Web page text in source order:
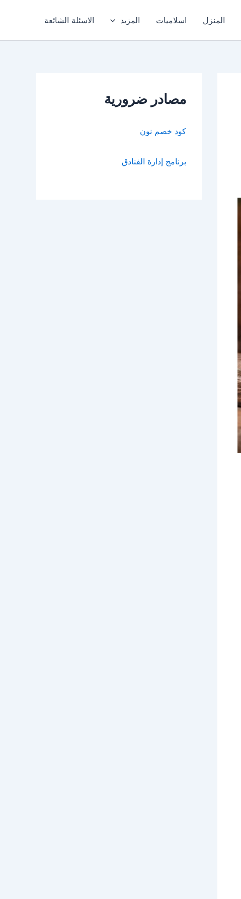
المنزل اسلاميات المزيد الاسئلة الشائعة
مصادر ضرورية
كود خصم نون
برنامج إدارة الفنادق